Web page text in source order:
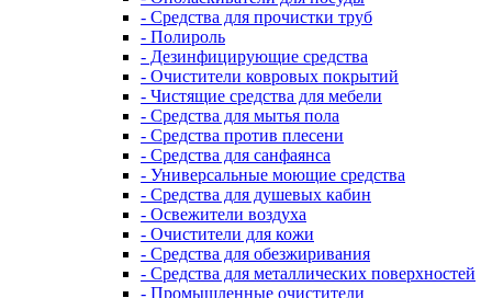
- Средства для прочистки труб
- Полироль
- Дезинфицирующие средства
- Очистители ковровых покрытий
- Чистящие средства для мебели
- Средства для мытья пола
- Средства против плесени
- Средства для санфаянса
- Универсальные моющие средства
- Средства для душевых кабин
- Освежители воздуха
- Очистители для кожи
- Средства для обезжиривания
- Средства для металлических поверхностей
- Промышленные очистители